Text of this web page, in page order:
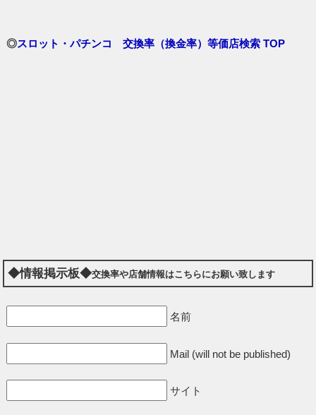
◎スロット・パチンコ 交換率（換金率）等価店検索 TOP
◆情報掲示板◆交換率や店舗情報はこちらにお願い致します
名前
Mail (will not be published)
サイト